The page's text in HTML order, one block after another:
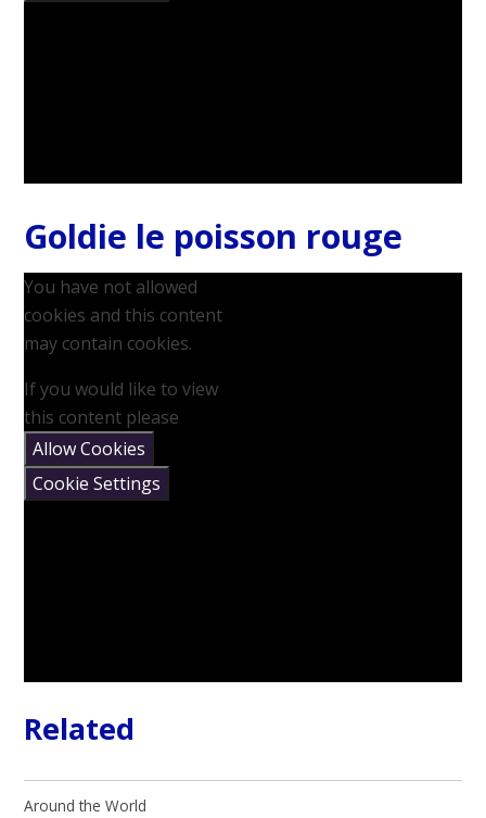
Goldie le poisson rouge
You have not allowed
cookies and this content
may contain cookies.
If you would like to view
this content please
Allow Cookies
Cookie Settings
Related
Around the World